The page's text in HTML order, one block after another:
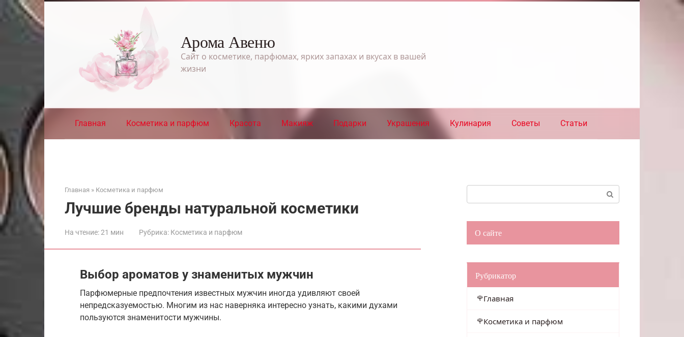
Перейти
к
контенту
Арома Авеню
Сайт о косметике, парфюмах, ярких запахах и вкусах в вашей
жизни
Главная Косметика и парфюм Красота Макияж Подарки Украшения Кулинария Советы Статьи
Главная » Косметика и парфюм
Лучшие бренды натуральной косметики
На чтение:21 мин Рубрика: Косметика и парфюм
Выбор ароматов у знаменитых мужчин
Парфюмерные предпочтения известных мужчин иногда удивляют своей
непредсказуемостью. Многим из нас наверняка интересно узнать, какими духами
пользуются знаменитости мужчины.
О сайте
Рубрикатор
Главная
Косметика и парфюм